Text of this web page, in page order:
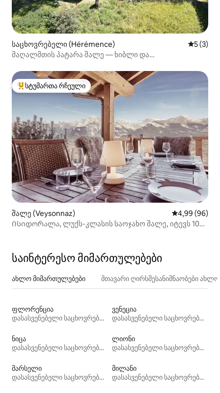
საცხოვრებელი (Hérémence)
5 (3)
მაღალმთის პატარა შალე — ხიბლი და
სტუმართა რჩეული მოწინავე ვარიანტი
სტუმართა რჩეული
შალე (Veysonnaz) საშუალო
4,99 (96)
Ისიდორალა, ლუქს-კლასის საოჯახო შალე, იტევს 10
საინტერესო მიმართულებები
ახლო მიმართულებები მთავარი ღირსშესანიშნაობები
ფლორენცია
დასასვენებელი საცხოვრებლები
ვენეცია
დასასვენებელი საცხოვრებლები
ნიცა
დასასვენებელი საცხოვრებლები
ლიონი
დასასვენებელი საცხოვრებლები
მარსელი
დასასვენებელი საცხოვრებლები
მილანი
დასასვენებელი საცხოვრებლები